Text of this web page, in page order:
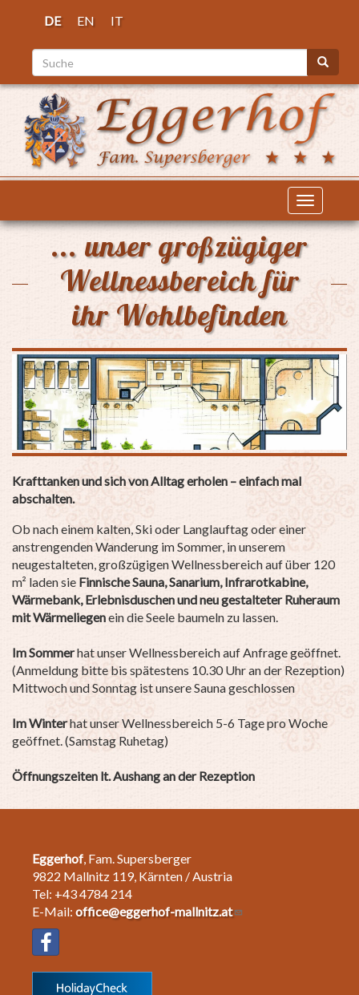
DE EN IT
Suche Suche
... unser großzügiger
Wellnessbereich für
ihr Wohlbefinden
Krafttanken und sich von Alltag erholen – einfach mal
abschalten.
Ob nach einem kalten, Ski oder Langlauftag oder einer
anstrengenden Wanderung im Sommer, in unserem
neugestalteten, großzügigen Wellnessbereich auf über 120
m² laden sie Finnische Sauna, Sanarium, Infrarotkabine,
Wärmebank, Erlebnisduschen und neu gestalteter Ruheraum
mit Wärmeliegenein die Seele baumeln zu lassen.
Im Sommerhat unser Wellnessbereich auf Anfrage geöffnet.
(Anmeldung bitte bis spätestens 10.30 Uhr an der Rezeption)
Mittwoch und Sonntag ist unsere Sauna geschlossen
Im Winterhat unser Wellnessbereich 5-6 Tage pro Woche
geöffnet. (Samstag Ruhetag)
Öffnungszeiten lt. Aushang an der Rezeption
Eggerhof , Fam. Supersberger
9822 Mallnitz 119, Kärnten / Austria
Tel: +43 4784 214
E-Mail: office@eggerhof-mallnitz.at